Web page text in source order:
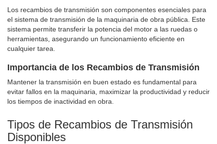
Los recambios de transmisión son componentes esenciales para
el sistema de transmisión de la maquinaria de obra pública. Este
sistema permite transferir la potencia del motor a las ruedas o
herramientas, asegurando un funcionamiento eficiente en
cualquier tarea.
Importancia de los Recambios de Transmisión
Mantener la transmisión en buen estado es fundamental para
evitar fallos en la maquinaria, maximizar la productividad y reducir
los tiempos de inactividad en obra.
Tipos de Recambios de Transmisión
Disponibles